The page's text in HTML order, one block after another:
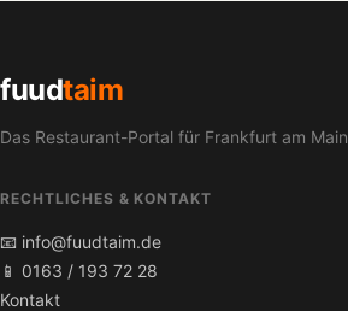
fuudtaim
Das Restaurant-Portal für Frankfurt am Main
RECHTLICHES & KONTAKT
📧 info@fuudtaim.de
📱 0163 / 193 72 28
Kontakt